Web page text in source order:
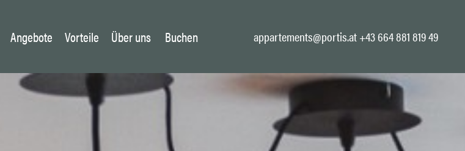
Angebote Vorteile Über uns Buchen appartements@portis.at+43 664 881 819 49